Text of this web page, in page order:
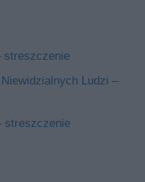
streszczenie
Ludzi –
streszczenie